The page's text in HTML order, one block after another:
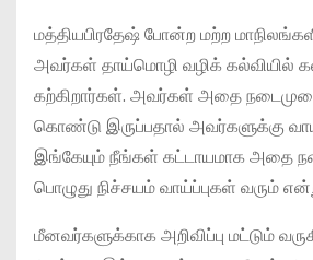
மத்தியபிரதேஷ் போன்ற மற்ற
அவர்கள் தாய்மொழி வழிக் கல்வியில்
கற்கிறார்கள். அவர்கள் அதை
கொண்டு இருப்பதால் அவர்களுக்கு
இங்கேயும் நீங்கள் கட்டாயமாக அதை
பொழுது நிச்சயம் வாய்ப்புகள் வரும்
மீனவர்களுக்காக அறிவிப்பு மட்டும்